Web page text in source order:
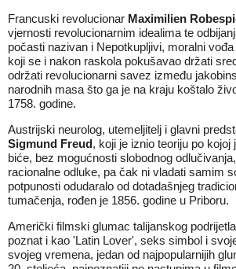
Francuski revolucionar Maximilien
vjernosti revolucionarnim idealima te
počasti nazivan i Nepotkupljivi, moralni
koji se i nakon raskola pokušavao držati
održati revolucionarni savez između
narodnih masa što ga je na kraju koštalo
1758. godine.
Austrijski neurolog, utemeljitelj i glavni
Sigmund Freud, koji je iznio teoriju po
biće, bez mogućnosti slobodnog
racionalne odluke, pa čak ni vladati samim
potpunosti odudaralo od dotadašnjeg
tumačenja, rođen je 1856. godine u Priboru.
Američki filmski glumac talijanskog podrijetla
poznat i kao 'Latin Lover', seks simbol i
svojeg vremena, jedan od najpopularnijih